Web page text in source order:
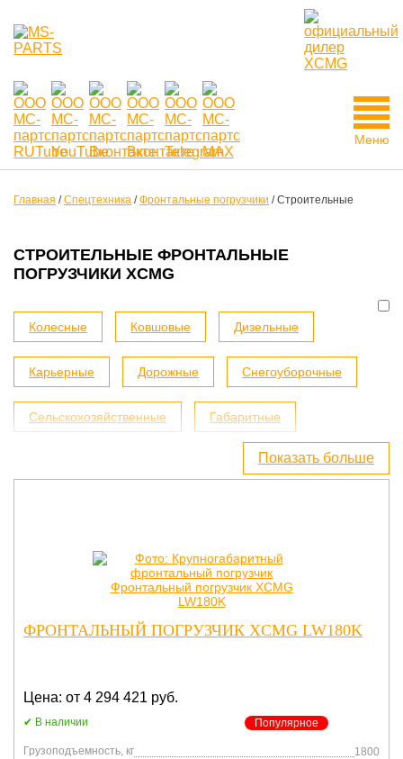
Меню
Главная /Спецтехника /Фронтальные погрузчики /Строительные
СТРОИТЕЛЬНЫЕ ФРОНТАЛЬНЫЕ
ПОГРУЗЧИКИ XCMG
Показать больше
Колесные Ковшовые Дизельные
Карьерные Дорожные Снегоуборочные
Сельскохозяйственные Габаритные
Для сыпучих грузов
Для земляных и грунтовых работ
Для благоустройства территорий Для зерна
Для тюков Для силоса Для биг бэгов
Китайские
ФРОНТАЛЬНЫЙ ПОГРУЗЧИК XCMG LW180K
Цена: от 4 294 421 руб.
В наличии Популярное
Грузоподъемность, кг
1800